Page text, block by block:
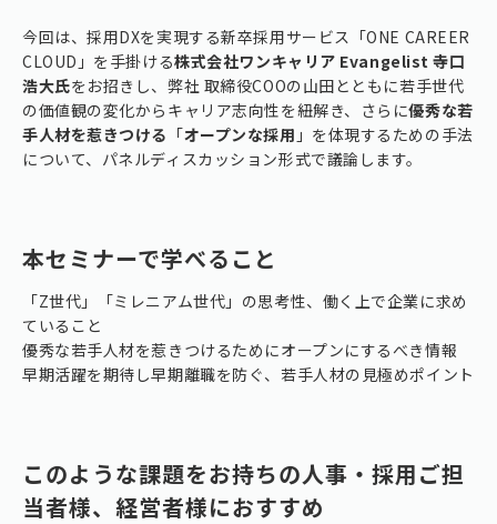
今回は、採用DXを実現する新卒採用サービス「ONE CAREER
CLOUD」を手掛ける株式会社ワンキャリア Evangelist 寺口
浩大氏をお招きし、弊社 取締役COOの山田とともに若手世代
の価値観の変化からキャリア志向性を紐解き、さらに優秀な若
手人材を惹きつける 「オープンな採用 」を体現するための手法
について、パネルディスカッション形式で議論します。
本セミナーで学べること
「Z世代」「ミレニアム世代」の思考性、働く上で企業に求め
ていること
優秀な若手人材を惹きつけるためにオープンにするべき情報
早期活躍を期待し早期離職を防ぐ、若手人材の見極めポイント
このような課題をお持ちの人事・採用ご担
当者様、経営者様におすすめ